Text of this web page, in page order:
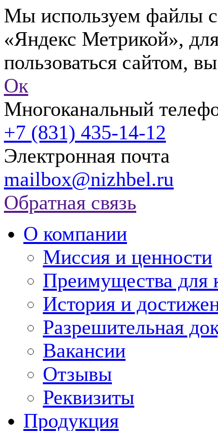
Мы используем файлы
«Яндекс Метрикой»,
пользоваться сайтом,
Ок
Многоканальный
+7 (831) 435-14-12
Электронная почта
mailbox@nizhbel.ru
Обратная связь
О компании
Миссия и ценности
Преимущества для
История и
Разрешительная
Вакансии
Отзывы
Реквизиты
Продукция